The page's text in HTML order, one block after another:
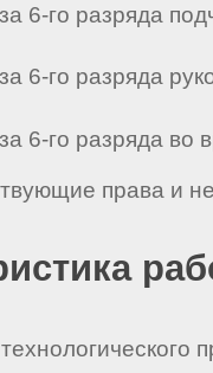
6-го разряда
6-го разряда
6-го разряда
права и